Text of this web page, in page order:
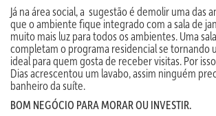
Já na área social, a sugestão é demolir uma das
que o ambiente fique integrado com a sala de
muito mais luz para todos os ambientes. Uma
completam o programa residencial se tornando
ideal para quem gosta de receber visitas. Por
Dias acrescentou um lavabo, assim ninguém
banheiro da suíte.
BOM NEGÓCIO PARA MORAR OU INVESTIR.